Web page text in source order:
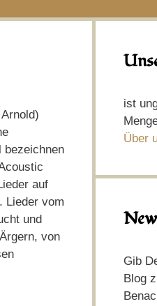
bezeichnen
auf
Lieder vom
und
von
ist
Über
Gib
Blog